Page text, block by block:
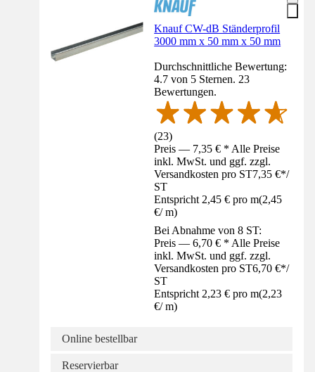
Knauf CW-dB Ständerprofil
3000 mm x 50 mm x 50 mm
Durchschnittliche Bewertung:
4.7 von 5 Sternen. 23
Bewertungen.
(23)
Preis — 7,35 € * Alle Preise
inkl. MwSt. und ggf. zzgl.
Versandkosten pro ST7,35 €*/
ST
Entspricht 2,45 € pro m(2,45
€/ m)
Bei Abnahme von 8 ST:
Preis — 6,70 € * Alle Preise
inkl. MwSt. und ggf. zzgl.
Versandkosten pro ST6,70 €*/
ST
Entspricht 2,23 € pro m(2,23
€/ m)
Online bestellbar
Reservierbar